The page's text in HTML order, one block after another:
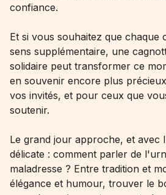
confiance.
Et si vous souhaitez que chaque
sens supplémentaire, une
solidaire peut transformer ce
en souvenir encore plus
vos invités, et pour ceux que
soutenir.
Le grand jour approche, et avec
délicate : comment parler de
maladresse ? Entre tradition et
élégance et humour, trouver le